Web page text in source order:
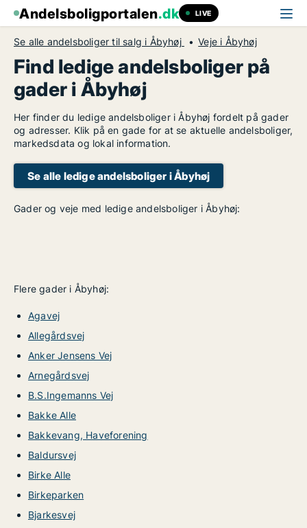
Andelsboligportalen.dk LIVE
Se alle andelsboliger til salg i Åbyhøj Veje i Åbyhøj
Find ledige andelsboliger på
gader i Åbyhøj
Her finder du ledige andelsboliger i Åbyhøj fordelt på gader
og adresser. Klik på en gade for at se aktuelle andelsboliger,
markedsdata og lokal information.
Se alle ledige andelsboliger i Åbyhøj
Gader og veje med ledige andelsboliger i Åbyhøj:
Flere gader i Åbyhøj:
Agavej
Allegårdsvej
Anker Jensens Vej
Arnegårdsvej
B.S.Ingemanns Vej
Bakke Alle
Bakkevang, Haveforening
Baldursvej
Birke Alle
Birkeparken
Bjarkesvej